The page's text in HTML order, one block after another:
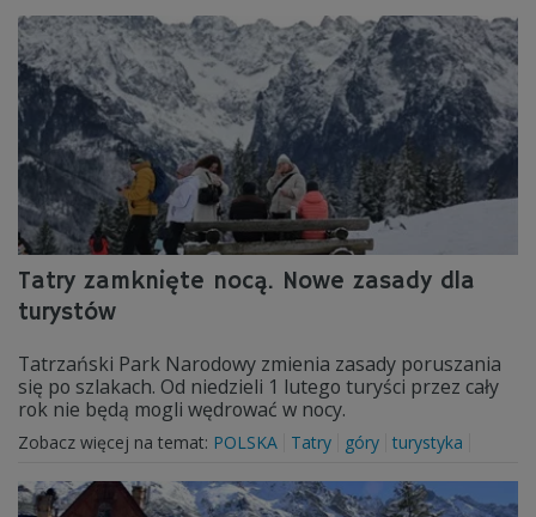
Tatry zamknięte nocą. Nowe zasady dla
turystów
Tatrzański Park Narodowy zmienia zasady poruszania
się po szlakach. Od niedzieli 1 lutego turyści przez cały
rok nie będą mogli wędrować w nocy.
Zobacz więcej na temat: POLSKA Tatry góry turystyka